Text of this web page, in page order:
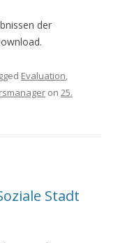
der
Evaluation,
on 25.
Stadt